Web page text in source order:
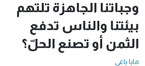
وجباتنا الجاهزة تلتهم
بيئتنا والناس تدفع
الثمن أو تصنع الحلّ؟
مايا ياغي